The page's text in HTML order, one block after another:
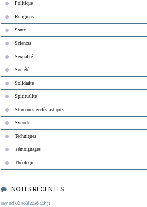
Politique
Religions
Santé
Sciences
Sexualité
Société
Solidarité
Spiritualité
Structures ecclésiastiques
Synode
Techniques
Témoignages
Théologie
NOTES RÉCENTES
samedi 08 août 2026 10h31